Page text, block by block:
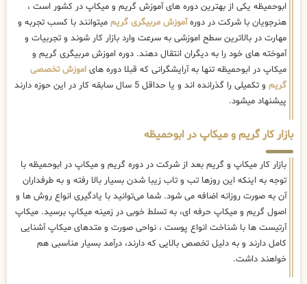
ابوحمیظه یکی از بهترین دوره های آموزش گریم و میکاپ در کشور است ،
هنرجویان با شرکت در دورهآموزش مربیگری گریم میتوانند با کسب تجربه و
مهارت در بالاترین سطح اموزشی به سرعت وارد بازار کار شوند و تجربیات و
آموخته های خود را به دیگران انتقال دهند. دوره اموزش مربیگری گریم و
میکاپ در ابوحمیظه تنها به آرایشگرانی که قبلا دوره های اموزش تخصصی
گریم
و تکمیلی را گذرانده اند و یا حداقل 5 سال سابقه کار در این حوزه دارند
پیشنهاد میشود.
بازار کار گریم و میکاپ در ابوحمیظه
بازار کار میکاپ و گریم بعد از شرکت در دوره گریم و میکاپ در ابوحمیظه با
توجه به اینکه این روزها تب و تاب زیبا شدن بسیار بالا رفته و به طرفداران
آن به صورت روزانه اضافه می شود. شما می‌توانید با یادگیری انواع روش ها و
اصول گریم و میکاپ حرفه ای، به تسلط خوبی در زمینه میکاپ برسید. میکاپ
آرتیست ها با شناخت انواع پوست ، نواحی صورت و متدهای میکاپ آشنایی
کامل دارند و به دلیل تخصص بالایی که دارند، درآمد بسیار مناسبی هم
خواهند داشت.